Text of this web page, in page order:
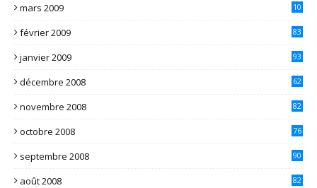
mars 2009
10
février 2009 83
janvier 2009 93
décembre 2008 62
novembre 2008 82
octobre 2008 76
septembre 2008 90
août 2008 82